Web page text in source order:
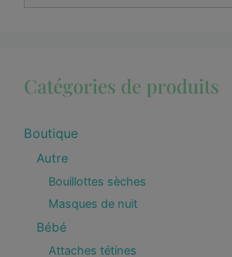
Catégories de produits
Boutique
Autre
Bouillottes sèches
Masques de nuit
Bébé
Attaches tétines